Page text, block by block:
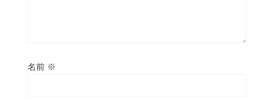
名前 ※